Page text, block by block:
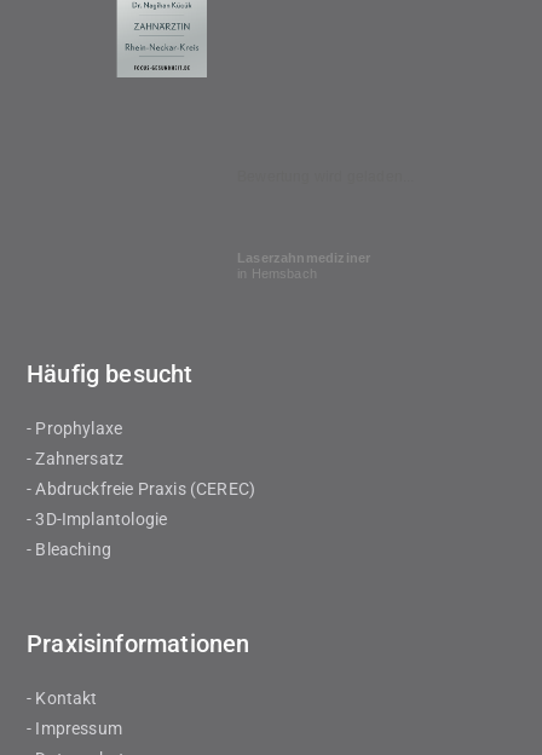
Laserzahnmediziner
in Hemsbach
Häufig besucht
- Prophylaxe
- Zahnersatz
- Abdruckfreie Praxis (CEREC)
- 3D-Implantologie
- Bleaching
Praxisinformationen
- Kontakt
- Impressum